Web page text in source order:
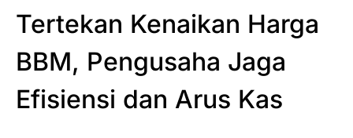
Tertekan Kenaikan Harga
BBM, Pengusaha Jaga
Efisiensi dan Arus Kas